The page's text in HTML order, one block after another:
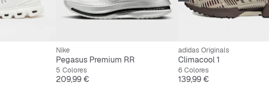
Nike
Pegasus Premium RR
5 Colores
Precio
209,99 €
adidas Originals
Climacool 1
6 Colores
Precio
139,99 €